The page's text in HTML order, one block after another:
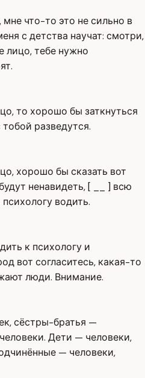
что-то это не сильно в
с детства научат: смотри,
лицо, тебе нужно
то хорошо бы заткнуться
тобой разведутся.
хорошо бы сказать вот
ненавидеть, [ __ ] всю
водить.
к психологу и
вот согласитесь, какая-то
люди. Внимание.
сёстры-братья —
Дети — человеки,
— человеки,